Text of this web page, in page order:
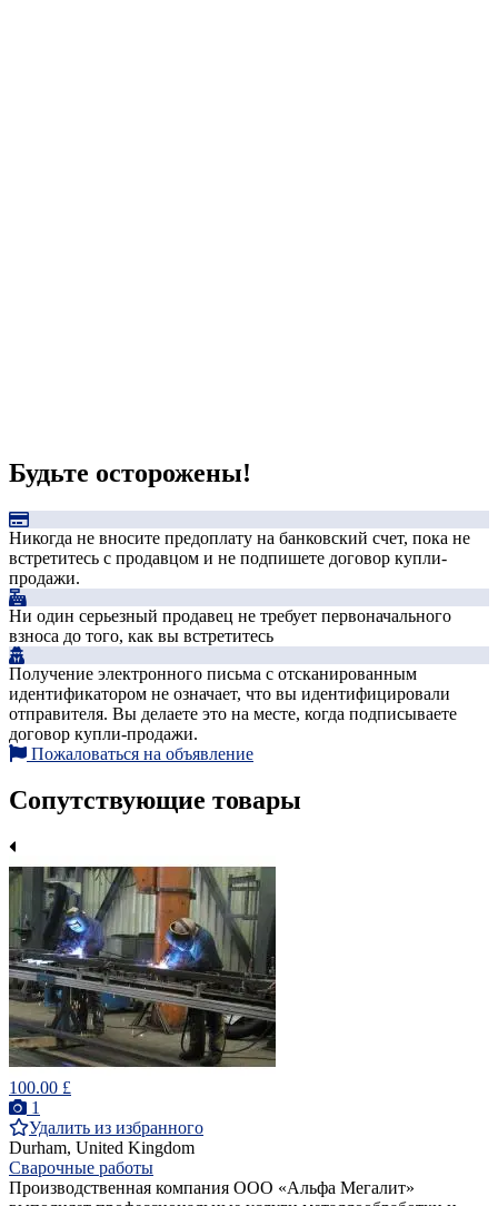
Будьте осторожены!
Никогда не вносите предоплату на банковский счет, пока не
встретитесь с продавцом и не подпишете договор купли-
продажи.
Ни один серьезный продавец не требует первоначального
взноса до того, как вы встретитесь
Получение электронного письма с отсканированным
идентификатором не означает, что вы идентифицировали
отправителя. Вы делаете это на месте, когда подписываете
договор купли-продажи.
Пожаловаться на объявление
Сопутствующие товары
100.00 £
1
Удалить из избранного
Durham, United Kingdom
Сварочные работы
Производственная компания ООО «Альфа Мегалит»